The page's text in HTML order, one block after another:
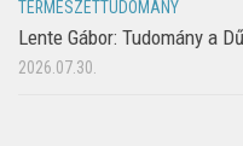
TERMÉSZETTUDOMÁNY
Lente Gábor: Tudomány a
2026.07.30.